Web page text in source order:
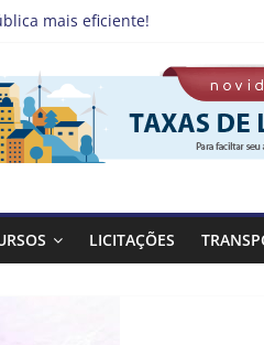
mais eficiente!
dos editais da PNAB
a Febre Amarela na região
LICITAÇÕES